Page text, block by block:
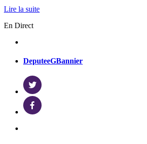
Lire la suite
En Direct
DeputeeGBannier